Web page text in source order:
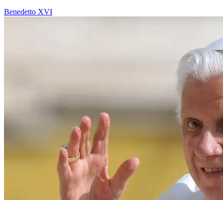
Benedetto XVI